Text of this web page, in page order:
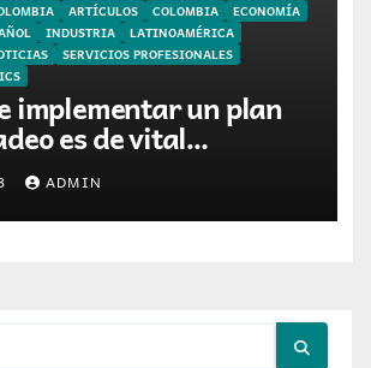
ARTÍCULOS COLOMBIA
ECONOMÍA
INDUSTRIA
LATINOAMÉRICA
SERVICIOS PROFESIONALES
implementar un plan
es de vital
para una PYME en
ADMIN